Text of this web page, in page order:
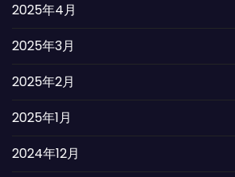
2025年4月
2025年3月
2025年2月
2025年1月
2024年12月